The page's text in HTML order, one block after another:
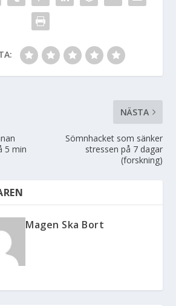
5 min
NÄSTA
Sömnhacket som sänker
stressen på 7 dagar
(forskning)
Magen Ska Bort